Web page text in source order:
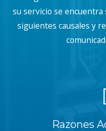
su servicio se
siguientes causales y
Razones